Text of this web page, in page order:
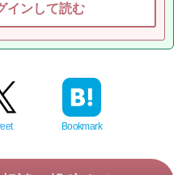
インして読む
Bookmark